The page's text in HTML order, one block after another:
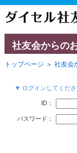
社友会からの
トップページ ＞ 社友会
▼ ログインしてくだ
ID：
パスワード：